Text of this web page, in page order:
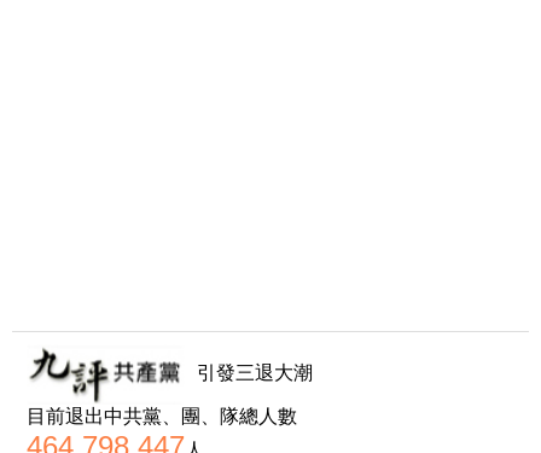
引發三退大潮
目前退出中共黨、團、隊總人數
464,798,447